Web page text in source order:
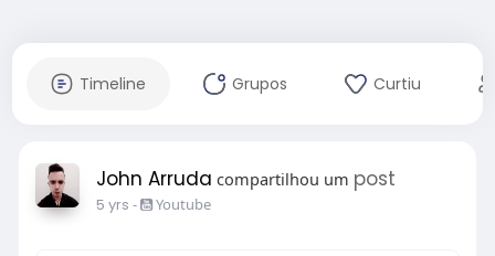
Timeline Grupos Curtiu
John Arruda compartilhou um post
5 yrs - Youtube